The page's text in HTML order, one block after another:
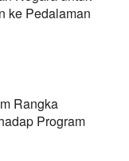
ke Pedalaman
Rangka
Program